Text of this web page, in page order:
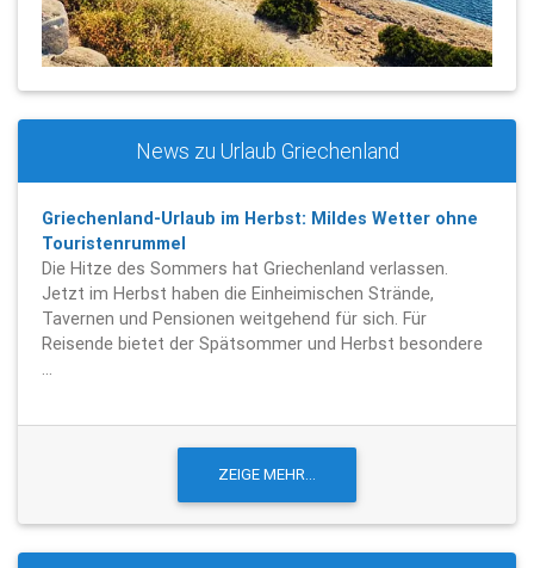
News zu Urlaub Griechenland
Griechenland-Urlaub im Herbst: Mildes Wetter ohne
Touristenrummel
Die Hitze des Sommers hat Griechenland verlassen.
Jetzt im Herbst haben die Einheimischen Strände,
Tavernen und Pensionen weitgehend für sich. Für
Reisende bietet der Spätsommer und Herbst besondere
...